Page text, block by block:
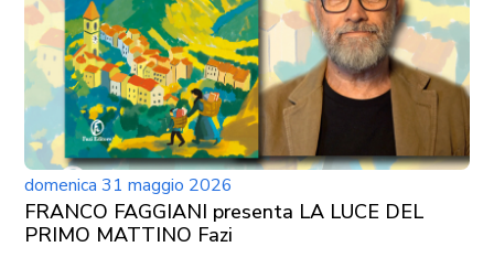
domenica 31 maggio 2026
FRANCO FAGGIANI presenta LA LUCE DEL
PRIMO MATTINO Fazi